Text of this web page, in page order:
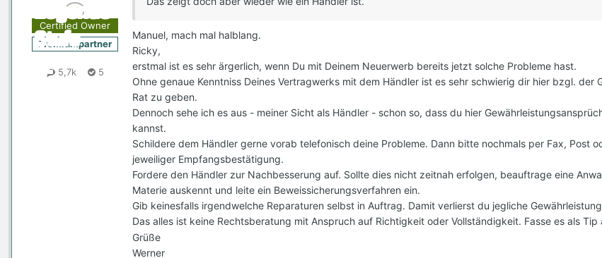
Certified Owner
Premiumpartner
5,7k 5
Manuel, mach mal halblang.
Ricky,
erstmal ist es sehr ärgerlich, wenn Du mit Deinem Neuerwerb bereits jetzt solche Probleme hast.
Ohne genaue Kenntniss Deines Vertragwerks mit dem Händler ist es sehr schwierig dir hier bzgl. der
Rat zu geben.
Dennoch sehe ich es aus - meiner Sicht als Händler - schon so, dass du hier
kannst.
Schildere dem Händler gerne vorab telefonisch deine Probleme. Dann bitte nochmals per Fax, Post
jeweiliger Empfangsbestätigung.
Fordere den Händler zur Nachbesserung auf. Sollte dies nicht zeitnah erfolgen, beauftrage eine
Materie auskennt und leite ein Beweissicherungsverfahren ein.
Gib keinesfalls irgendwelche Reparaturen selbst in Auftrag. Damit verlierst du jegliche
Das alles ist keine Rechtsberatung mit Anspruch auf Richtigkeit oder Vollständigkeit. Fasse es als Tip
Grüße
Werner